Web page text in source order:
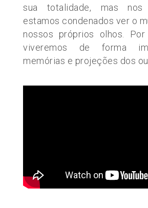
sua totalidade, mas
estamos condenados ver o
nossos próprios olhos.
viveremos de forma
memórias e projeções dos